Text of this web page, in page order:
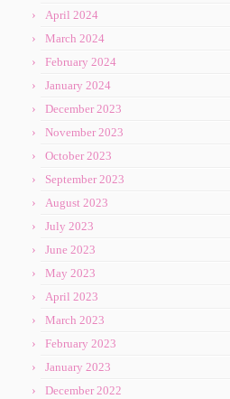
April 2024
March 2024
February 2024
January 2024
December 2023
November 2023
October 2023
September 2023
August 2023
July 2023
June 2023
May 2023
April 2023
March 2023
February 2023
January 2023
December 2022